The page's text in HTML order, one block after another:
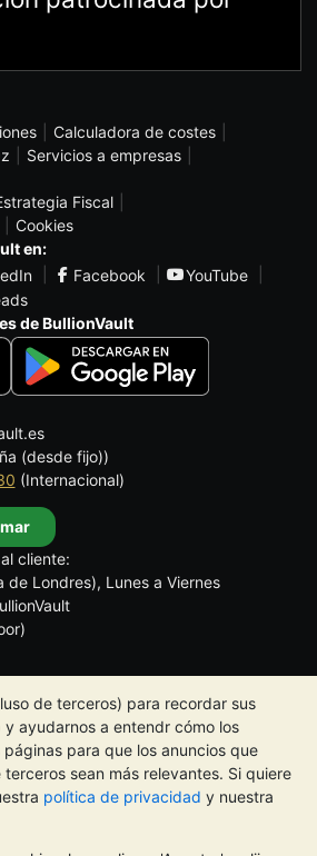
de terceros) para recordar sus
ayudarnos a entendr cómo los
páginas para que los anuncios que
sean más relevantes. Si quiere
política de privacidad y nuestra
Calculadora de costes
Servicios a empresas
Fiscal
Cookies
en:
Facebook
YouTube
de BullionVault
(desde fijo))
(Internacional)
cliente:
Londres), Lunes a Viernes